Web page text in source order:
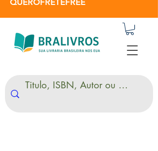
QUEROFRETEFREE